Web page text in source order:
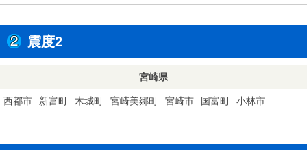
震度2
宮崎県
西都市 新富町 木城町 宮崎美郷町 宮崎市 国富町 小林市